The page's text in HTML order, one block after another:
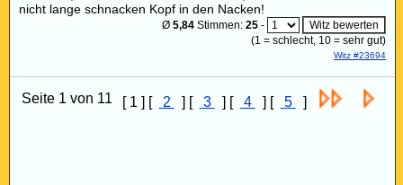
nicht lange schnacken Kopf in den Nacken!
Ø 5,84 Stimmen: 25 -
(1 = schlecht, 10 = sehr gut)
Witz #23694
Seite 1 von 11 [ 1 ] [ 2 ] [ 3 ] [ 4 ] [ 5 ]